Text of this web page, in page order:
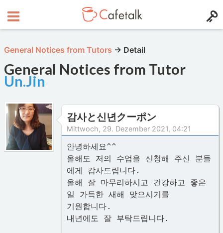
General Notices from Tutors → Detail
General Notices from Tutor
Un.Jin
감사と신년クーポン
Mittwoch, 29. Dezember 2021, 04:21
안녕하세요^^
올해도 저의 수업을 신청해 주신 분들
에게 감사드립니다.
올해 잘 마무리하시고 건강하고 좋은
일 가득한 새해 맞으시기를
기원합니다.
내년에도 잘 부탁드립니다.